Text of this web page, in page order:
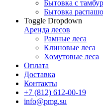
Бытовка с
Бытовка
Toggle Dropdown
Аренда лесов
Рамные леса
Клиновые леса
Хомутовые леса
Оплата
Доставка
Контакты
+7 (812) 612-00-19
info@pmg.su